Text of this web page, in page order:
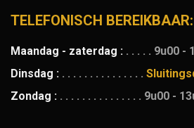
TELEFONISCH BEREIKBAAR:
Maandag - zaterdag : . . . . . 9u00 -
Dinsdag : . . . . . . . . . . . . . . .
Zondag : . . . . . . . . . . . . . . . 9u00 -